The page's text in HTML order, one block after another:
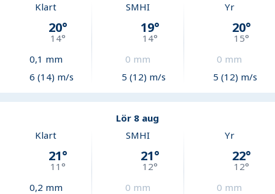
Klart
20°
14°
0,1 mm
6 (14) m/s
SMHI
19°
14°
0 mm
5 (12) m/s
Yr
20°
15°
0 mm
5 (12) m/s
Lör 8 aug
Klart
21°
11°
0,2 mm
SMHI
21°
12°
0 mm
Yr
22°
12°
0 mm